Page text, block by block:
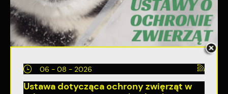
06 - 08 - 2026
Ustawa dotycząca ochrony zwięrząt w